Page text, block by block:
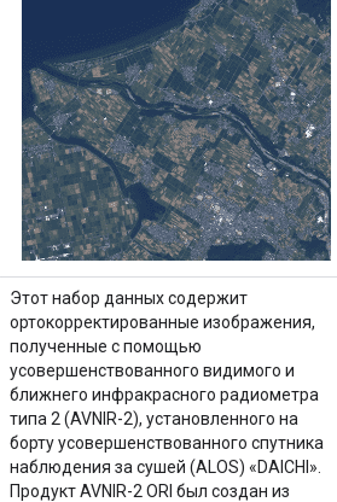
Этот набор данных содержит
ортокорректированные изображения,
полученные с помощью
усовершенствованного видимого и
ближнего инфракрасного радиометра
типа 2 (AVNIR-2), установленного на
борту усовершенствованного спутника
наблюдения за сушей (ALOS) «DAICHI».
Продукт AVNIR-2 ORI был создан из